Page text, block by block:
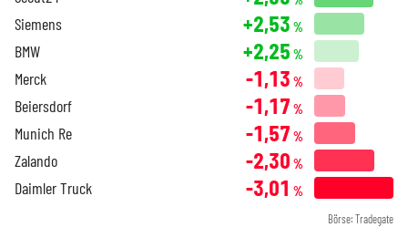
Siemens +2,53 %
BMW +2,25 %
Merck -1,13 %
Beiersdorf -1,17 %
Munich Re -1,57 %
Zalando -2,30 %
Daimler Truck -3,01 %
Börse: Tradegate